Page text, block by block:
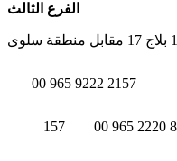
الفرع الثالث
00 965 9222 2157
157 00 965 2220